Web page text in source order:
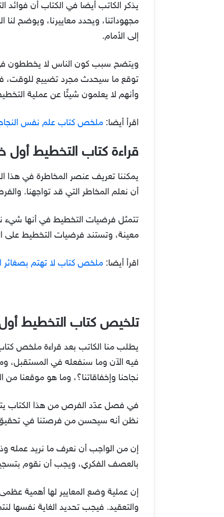
يذكر الكاتب أيضا في الكتاب أن
مجهوداتنا، ويحدد معاييرنا، ويوضح
إلى الأمام.
ويتضح سبب كون الناس لا يخططون في
توقع ما سيحدث مجرد تضييع للوقت،
وأنهم لا يعلمون شيئًا عن عملية
اقرأ أيضا: ملخص كتاب علم نفس
قراءة كتاب التخطيط
يمكننا تعريف عنصر المخاطرة في هذا
أن نعلم المخاطر التي قد تواجهنا.
تتمثل فرضيات التخطيط في أنها شيء
معينة، وتستند فرضيات التخطيط على
اقرأ أيضا: ملخص كتاب لا تهتم بصغائر
تلخيص كتاب التخطيط
يطلب منا الكاتب بعد قراءة ملخص
فيه الآن وما سنفعله في المستقبل،
نجاحنا وإخفاقاتنا؟، وما هو موقعنا من
في فصل عدّد الفرص من هذا الكتاب
نظن أنه سيحسن من فرصتنا في تحقيق
إن من الواجب أن نعرف ما نريد عمله
بالعصف الفكري، ويجب أن نقوم
إن عملية وضع المعايير لها أهمية
والتعقيد. فيجب تحديد الغاية نفسها